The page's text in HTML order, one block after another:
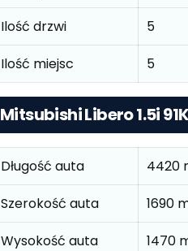
Ilość drzwi
5
Ilość miejsc
5
Mitsubishi Libero 1.5i
Długość auta
4420
Szerokość auta
1690
Wysokość auta
1470